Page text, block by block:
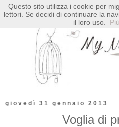
giovedì 31 gennaio 2013
Voglia di
Questo sito utilizza i cookie per
lettori. Se decidi di continuare la
il loro uso.